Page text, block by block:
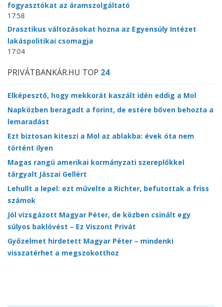
fogyasztókat az áramszolgáltató
17:58
Drasztikus változásokat hozna az Egyensúly Intézet
lakáspolitikai csomagja
17:04
PRIVÁTBANKÁR.HU TOP 24
Elképesztő, hogy mekkorát kaszált idén eddig a Mol
Napközben beragadt a forint, de estére bőven behozta a
lemaradást
Ezt biztosan kiteszi a Mol az ablakba: évek óta nem
történt ilyen
Magas rangú amerikai kormányzati szereplőkkel
tárgyalt Jászai Gellért
Lehullt a lepel: ezt művelte a Richter, befutottak a friss
számok
Jól vizsgázott Magyar Péter, de közben csinált egy
súlyos baklövést – Ez Viszont Privát
Győzelmet hirdetett Magyar Péter – mindenki
visszatérhet a megszokotthoz